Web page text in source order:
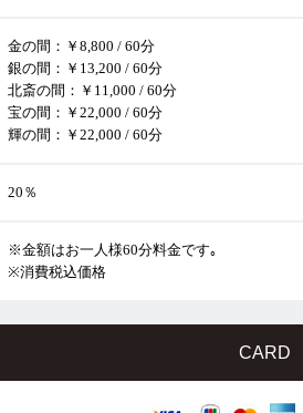
金の間：￥8,800 / 60分
銀の間：￥13,200 / 60分
北斎の間：￥11,000 / 60分
宝の間：￥22,000 / 60分
輝の間：￥22,000 / 60分
20％
※金額はお一人様60分料金です｡
※消費税込価格
CARD